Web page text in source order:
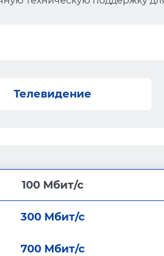
Телевидение
100 Мбит/с
300 Мбит/с
700 Мбит/с